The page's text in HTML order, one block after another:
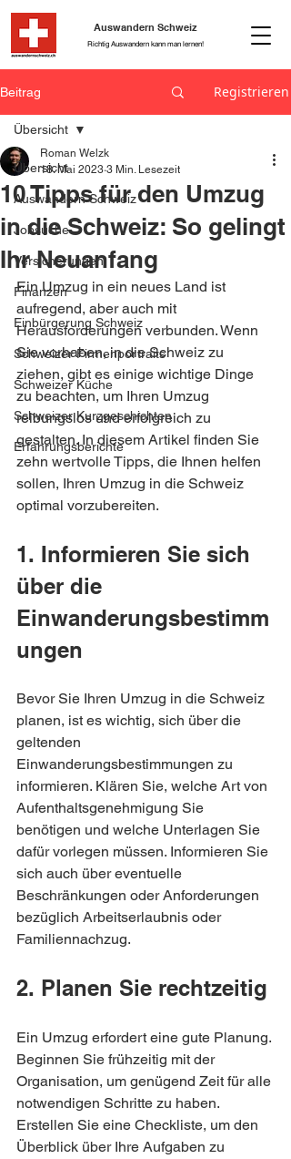
Richtig Auswandern kann man lernen!
Auswandern Schweiz
Beitrag Registrieren
Übersicht
Auswandern Schweiz
Jobsuche
Versicherungen
Finanzen
Einbürgerung Schweiz
Schweizer Firmenportraits
Schweizer Küche
Schweizer Kurzgeschichten
Erfahrungsberichte
Übersicht
10 Tipps für den Umzug
in die Schweiz: So gelingt
Ihr Neuanfang
Roman Welzk
18. Mai 2023 3 Min. Lesezeit
Ein Umzug in ein neues Land ist
aufregend, aber auch mit
Herausforderungen verbunden. Wenn
Sie vorhaben, in die Schweiz zu
ziehen, gibt es einige wichtige Dinge
zu beachten, um Ihren Umzug
reibungslos und erfolgreich zu
gestalten. In diesem Artikel finden Sie
zehn wertvolle Tipps, die Ihnen helfen
sollen, Ihren Umzug in die Schweiz
optimal vorzubereiten.
1. Informieren Sie sich
über die
Einwanderungsbestimm
ungen
Bevor Sie Ihren Umzug in die Schweiz
planen, ist es wichtig, sich über die
geltenden
Einwanderungsbestimmungen zu
informieren. Klären Sie, welche Art von
Aufenthaltsgenehmigung Sie
benötigen und welche Unterlagen Sie
dafür vorlegen müssen. Informieren Sie
sich auch über eventuelle
Beschränkungen oder Anforderungen
bezüglich Arbeitserlaubnis oder
Familiennachzug.
2. Planen Sie rechtzeitig
Ein Umzug erfordert eine gute Planung.
Beginnen Sie frühzeitig mit der
Organisation, um genügend Zeit für alle
notwendigen Schritte zu haben.
Erstellen Sie eine Checkliste, um den
Überblick über Ihre Aufgaben zu